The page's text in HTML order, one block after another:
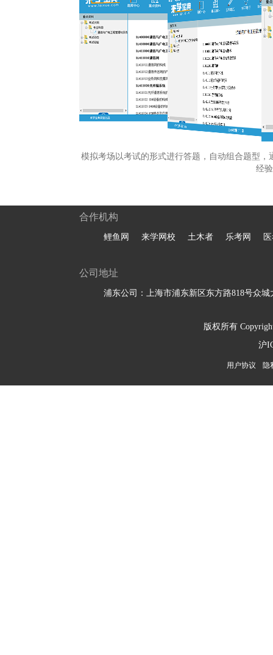
模拟考场以考试的形式进行答题，自动组合题型
经
合作机构
鲤鱼网 来学网校 土木者 乐考网
公司地址
浦东公司：上海市浦东新区东方路818号众城
版权所有
沪
用户协议 隐